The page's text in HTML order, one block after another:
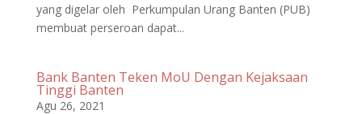
yang digelar oleh Perkumpulan Urang Banten (PUB)
membuat perseroan dapat...
Bank Banten Teken MoU Dengan Kejaksaan
Tinggi Banten
Agu 26, 2021